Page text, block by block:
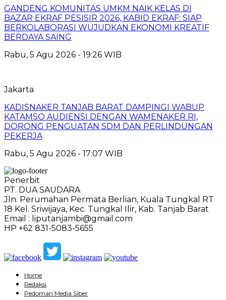
GANDENG KOMUNITAS UMKM NAIK KELAS DI
BAZAR EKRAF PESISIR 2026, KABID EKRAF: SIAP
BERKOLABORASI WUJUDKAN EKONOMI KREATIF
BERDAYA SAING
Rabu, 5 Agu 2026 - 19:26 WIB
Jakarta
KADISNAKER TANJAB BARAT DAMPINGI WABUP
KATAMSO AUDIENSI DENGAN WAMENAKER RI,
DORONG PENGUATAN SDM DAN PERLINDUNGAN
PEKERJA
Rabu, 5 Agu 2026 - 17:07 WIB
Penerbit
PT. DUA SAUDARA
Jln. Perumahan Permata Berlian, Kuala Tungkal RT
18 Kel. Sriwijaya, Kec. Tungkal Ilir, Kab. Tanjab Barat
Email : liputanjambi@gmail.com
HP +62 831-5083-5655
Home
Redaksi
Pedoman Media Siber